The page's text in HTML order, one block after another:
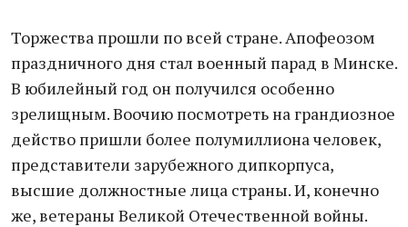
Торжества прошли по всей стране. Апофеозом
праздничного дня стал военный парад в Минске.
В юбилейный год он получился особенно
зрелищным. Воочию посмотреть на грандиозное
действо пришли более полумиллиона человек,
представители зарубежного дипкорпуса,
высшие должностные лица страны. И, конечно
же, ветераны Великой Отечественной войны.